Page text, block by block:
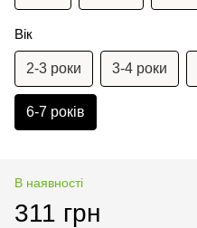
Вік
2-3 роки 3-4 роки
6-7 років
В наявності
311 грн